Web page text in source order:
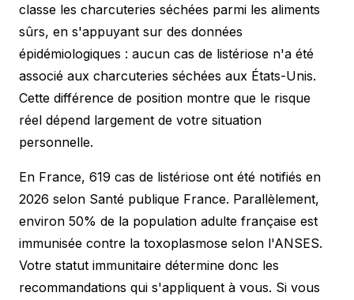
classe les charcuteries séchées parmi les aliments
sûrs, en s'appuyant sur des données
épidémiologiques : aucun cas de listériose n'a été
associé aux charcuteries séchées aux États-Unis.
Cette différence de position montre que le risque
réel dépend largement de votre situation
personnelle.
En France, 619 cas de listériose ont été notifiés en
2026 selon Santé publique France. Parallèlement,
environ 50% de la population adulte française est
immunisée contre la toxoplasmose selon l'ANSES.
Votre statut immunitaire détermine donc les
recommandations qui s'appliquent à vous. Si vous